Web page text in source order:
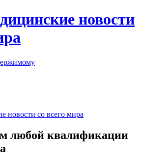
новости
любой квалификации